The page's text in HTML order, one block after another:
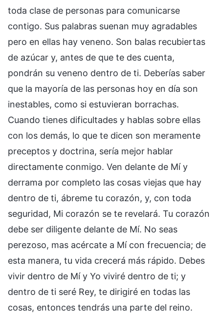
toda clase de personas para comunicarse
contigo. Sus palabras suenan muy agradables
pero en ellas hay veneno. Son balas recubiertas
de azúcar y, antes de que te des cuenta,
pondrán su veneno dentro de ti. Deberías saber
que la mayoría de las personas hoy en día son
inestables, como si estuvieran borrachas.
Cuando tienes dificultades y hablas sobre ellas
con los demás, lo que te dicen son meramente
preceptos y doctrina, sería mejor hablar
directamente conmigo. Ven delante de Mí y
derrama por completo las cosas viejas que hay
dentro de ti, ábreme tu corazón, y, con toda
seguridad, Mi corazón se te revelará. Tu corazón
debe ser diligente delante de Mí. No seas
perezoso, mas acércate a Mí con frecuencia; de
esta manera, tu vida crecerá más rápido. Debes
vivir dentro de Mí y Yo viviré dentro de ti; y
dentro de ti seré Rey, te dirigiré en todas las
cosas, entonces tendrás una parte del reino.